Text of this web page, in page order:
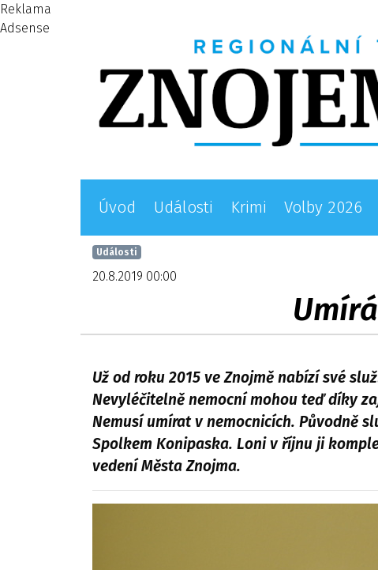
Úvod Události Krimi Volby 2026
Reklama
Adsense
Události
20.8.2019 00:00
Už od roku 2015 ve Znojmě nabízí své
Nevyléčitelně nemocní mohou teď díky
Nemusí umírat v nemocnicích. Původně
Spolkem Konipaska. Loni v říjnu ji
vedení Města Znojma.